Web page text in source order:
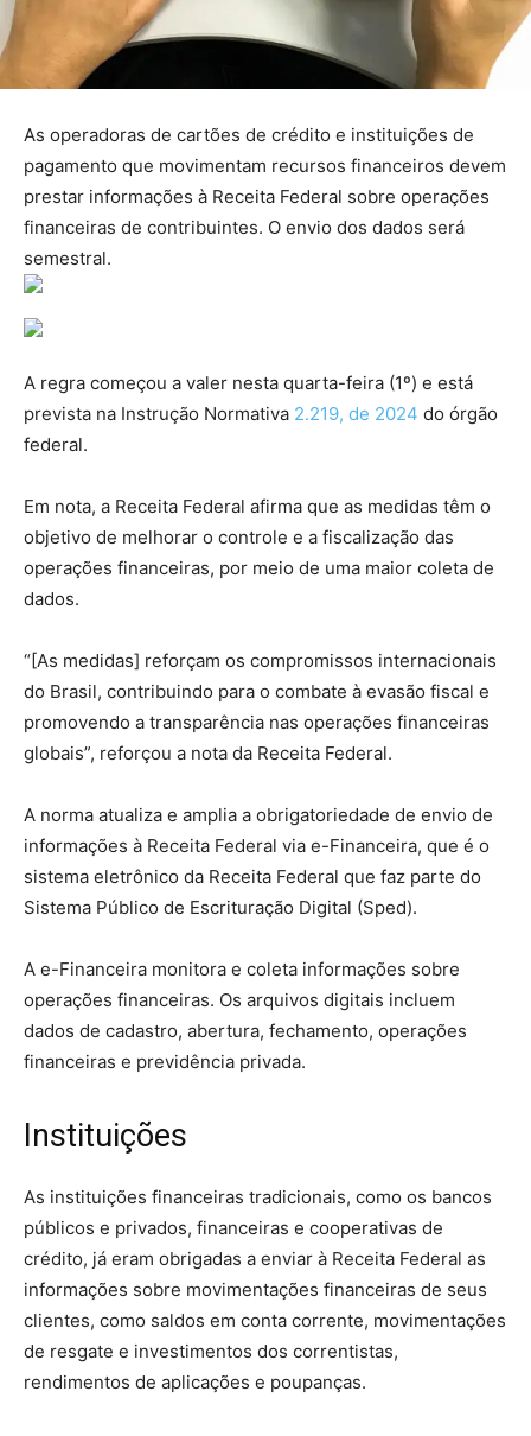
As operadoras de cartões de crédito e instituições de
pagamento que movimentam recursos financeiros devem
prestar informações à Receita Federal sobre operações
financeiras de contribuintes. O envio dos dados será
semestral.
A regra começou a valer nesta quarta-feira (1º) e está
prevista na Instrução Normativa 2.219, de 2024 do órgão
federal.
Em nota, a Receita Federal afirma que as medidas têm o
objetivo de melhorar o controle e a fiscalização das
operações financeiras, por meio de uma maior coleta de
dados.
“[As medidas] reforçam os compromissos internacionais
do Brasil, contribuindo para o combate à evasão fiscal e
promovendo a transparência nas operações financeiras
globais”, reforçou a nota da Receita Federal.
A norma atualiza e amplia a obrigatoriedade de envio de
informações à Receita Federal via e-Financeira, que é o
sistema eletrônico da Receita Federal que faz parte do
Sistema Público de Escrituração Digital (Sped).
A e-Financeira monitora e coleta informações sobre
operações financeiras. Os arquivos digitais incluem
dados de cadastro, abertura, fechamento, operações
financeiras e previdência privada.
Instituições
As instituições financeiras tradicionais, como os bancos
públicos e privados, financeiras e cooperativas de
crédito, já eram obrigadas a enviar à Receita Federal as
informações sobre movimentações financeiras de seus
clientes, como saldos em conta corrente, movimentações
de resgate e investimentos dos correntistas,
rendimentos de aplicações e poupanças.